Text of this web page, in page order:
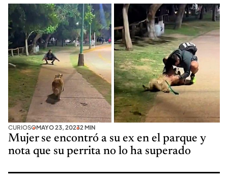
CURIOSOMAYO 23, 20232 MIN
Mujer se encontró a su ex en el parque y
nota que su perrita no lo ha superado